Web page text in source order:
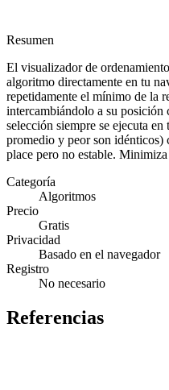
Resumen
El visualizador de
algoritmo directamente en tu
repetidamente el mínimo de la
intercambiándolo a su
selección siempre se ejecuta
promedio y peor son idénticos)
place pero no estable.
Categoría
Algoritmos
Precio
Gratis
Privacidad
Basado en el navegador
Registro
No necesario
Referencias